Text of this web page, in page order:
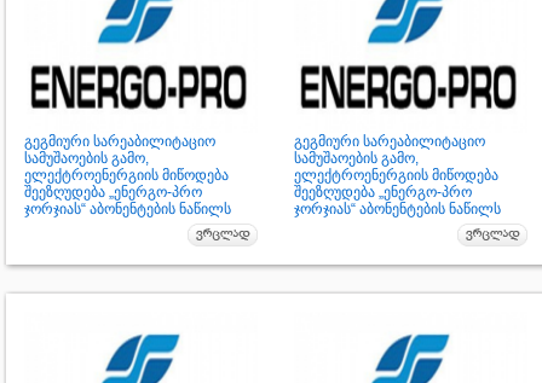
გეგმიური სარეაბილიტაციო
სამუშაოების გამო,
ელექტროენერგიის მიწოდება
შეეზღუდება „ენერგო-პრო
ჯორჯიას“ აბონენტების ნაწილს
გეგმიური სარეაბილიტაციო
სამუშაოების გამო,
ელექტროენერგიის მიწოდება
შეეზღუდება „ენერგო-პრო
ჯორჯიას“ აბონენტების ნაწილს